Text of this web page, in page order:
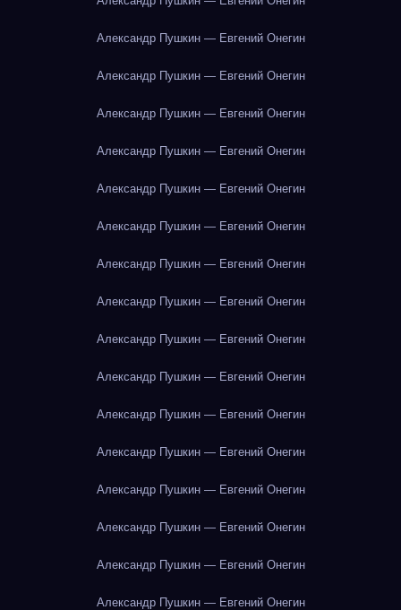
Александр Пушкин — Евгений Онегин
Александр Пушкин — Евгений Онегин
Александр Пушкин — Евгений Онегин
Александр Пушкин — Евгений Онегин
Александр Пушкин — Евгений Онегин
Александр Пушкин — Евгений Онегин
Александр Пушкин — Евгений Онегин
Александр Пушкин — Евгений Онегин
Александр Пушкин — Евгений Онегин
Александр Пушкин — Евгений Онегин
Александр Пушкин — Евгений Онегин
Александр Пушкин — Евгений Онегин
Александр Пушкин — Евгений Онегин
Александр Пушкин — Евгений Онегин
Александр Пушкин — Евгений Онегин
Александр Пушкин — Евгений Онегин